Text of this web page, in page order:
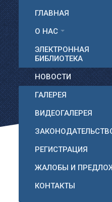
ГЛАВНАЯ
О НАС
ЭЛЕКТРОННАЯ
БИБЛИОТЕКА
НОВОСТИ
ГАЛЕРЕЯ
ВИДЕОГАЛЕРЕЯ
РЕГИСТРАЦИЯ
ЖАЛОБЫ И
КОНТАКТЫ